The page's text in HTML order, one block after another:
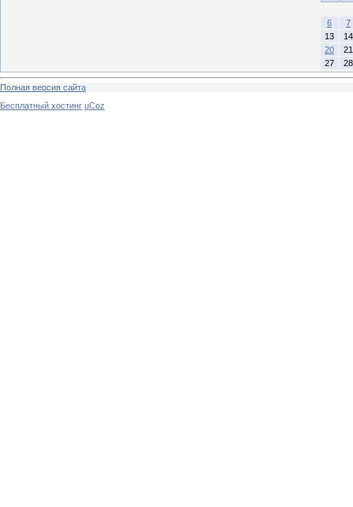
6
7
13
14
20
21
27
28
Полная версия сайта
Бесплатный хостинг uCoz